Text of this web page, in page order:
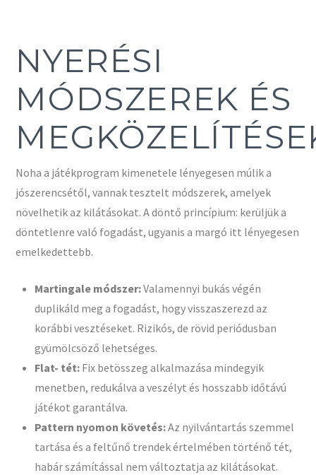
NYERÉSI
MÓDSZEREK ÉS
Noha a játékprogram kimenetele lényegesen múlik a
jószerencsétől, vannak tesztelt módszerek, amelyek
növelhetik az kilátásokat. A döntő princípium: kerüljük a
döntetlenre való fogadást, ugyanis a margó itt lényegesen
emelkedettebb.
Martingale módszer:Valamennyi bukás végén
duplikáld meg a fogadást, hogy visszaszerezd az
korábbi vesztéseket. Rizikós, de rövid periódusban
gyümölcsöző lehetséges.
Flat- tét:Fix betösszeg alkalmazása mindegyik
menetben, redukálva a veszélyt és hosszabb időtávú
játékot garantálva.
Pattern nyomon követés:Az nyilvántartás szemmel
tartása és a feltűnő trendek értelmében történő tét,
habár számítással nem változtatja az kilátásokat.